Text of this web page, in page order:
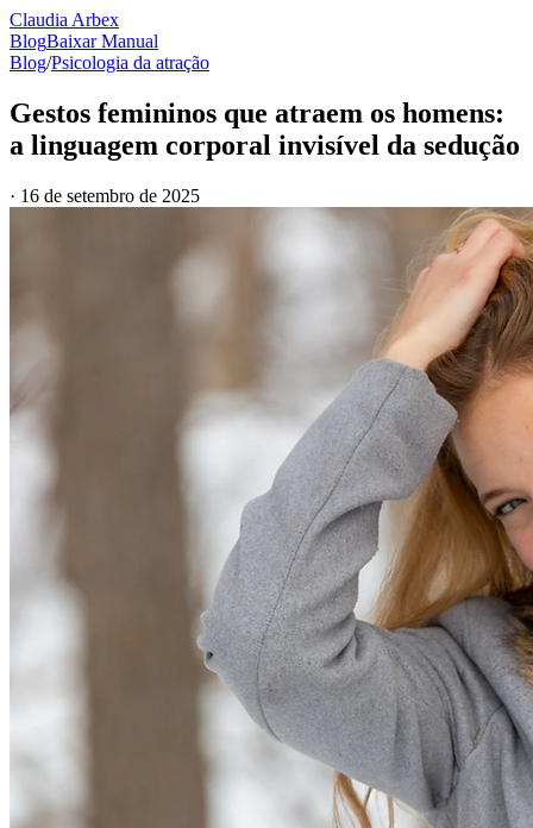
Claudia Arbex
BlogBaixar Manual
Blog/Psicologia da atração
Gestos femininos que atraem os homens:
a linguagem corporal invisível da sedução
· 16 de setembro de 2025